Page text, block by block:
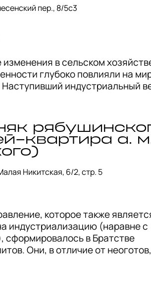
Coffee на первом этаже
круассаном.
пер., 8/5с3
в сельском
глубоко повлияли на
индустриальный
проблем) была попытка
вспять: через искусство
традициям. Общество,
работало в нечеловеческих
моральное утешение в
то предпочли рационализм.
на церковных ценностях,
романтизированное появление
век стало неоготикой.
образец неоготики,
квартира а.
Никитская, 6/2, стр. 5
которое также
индустриализацию (наравне с
сформировалось в Братстве
Они, в отличие от
орнаментам,